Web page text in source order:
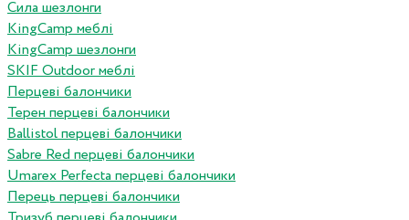
Сила шезлонги
KingCamp меблі
KingCamp шезлонги
SKIF Outdoor меблі
Перцеві балончики
Терен перцеві балончики
Ballistol перцеві балончики
Sabre Red перцеві балончики
Umarex Perfecta перцеві балончики
Перець перцеві балончики